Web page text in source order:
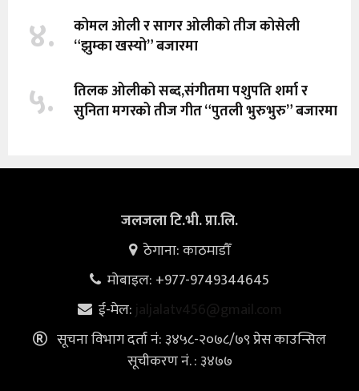
४.
कोमल ओली र सागर ओलीको तीज कोसेली
“झुम्का खस्यो” बजारमा
५.
तिलक ओलीको सब्द,संगीतमा पशुपति शर्मा र
सुनिता मगरको तीज गीत “पुतली भुरुभुरु” बजारमा
जलजला टि.भी. प्रा.लि.
ठेगाना: काठमाडौँ
मोबाइल: +977-9749344645
ई-मेल: jaljalatv456@gmail.com
सूचना विभाग दर्ता नं: ३४५८-२०७८/७९ प्रेस काउन्सिल
सूचीकरण नं. : ३४७७